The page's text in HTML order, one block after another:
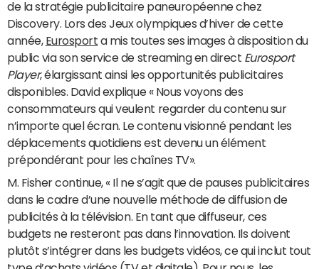
de la stratégie publicitaire paneuropéenne chez
Discovery. Lors des Jeux olympiques d’hiver de cette
année, Eurosport a mis toutes ses images à disposition du
public via son service de streaming en direct Eurosport
Player, élargissant ainsi les opportunités publicitaires
disponibles. David explique « Nous voyons des
consommateurs qui veulent regarder du contenu sur
n’importe quel écran. Le contenu visionné pendant les
déplacements quotidiens est devenu un élément
prépondérant pour les chaînes TV».
M. Fisher continue, « Il ne s’agit que de pauses publicitaires
dans le cadre d’une nouvelle méthode de diffusion de
publicités à la télévision. En tant que diffuseur, ces
budgets ne resteront pas dans l’innovation. Ils doivent
plutôt s’intégrer dans les budgets vidéos, ce qui inclut tout